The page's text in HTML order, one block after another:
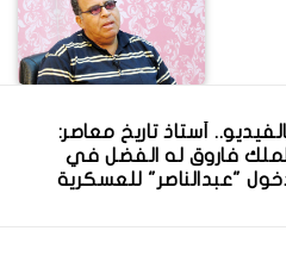
أستاذ تاريخ معاصر:
فاروق له الفضل في
"عبدالناصر" للعسكرية